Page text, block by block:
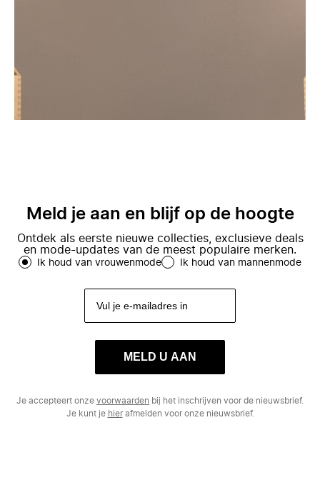
Meld je aan en blijf op de hoogte
Ontdek als eerste nieuwe collecties, exclusieve deals
en mode-updates van de meest populaire merken.
Ik houd van vrouwenmode Ik houd van mannenmode
MELD U AAN
Je accepteert onze voorwaarden bij het inschrijven voor de nieuwsbrief.
Je kunt je hierafmelden voor onze nieuwsbrief.